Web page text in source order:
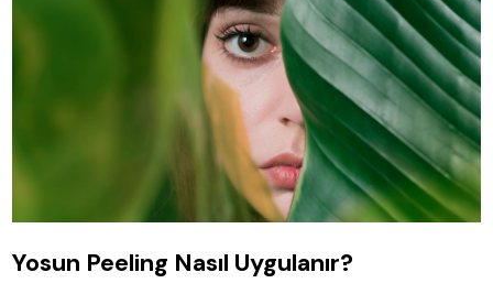
Yosun Peeling Nasıl Uygulanır?